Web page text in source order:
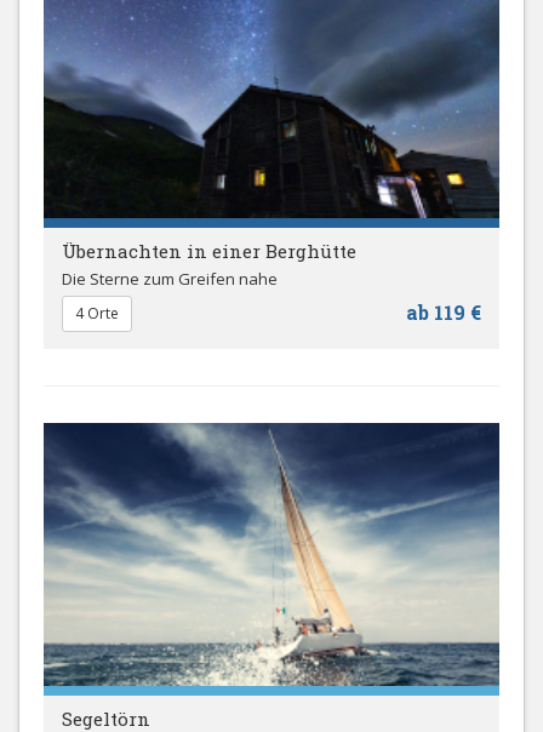
Übernachten in einer Berghütte
Die Sterne zum Greifen nahe
ab 119 €
4 Orte
Segeltörn